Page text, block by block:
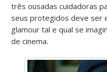
três ousadas cuidadoras
seus protegidos deve ser
glamour tal e qual se
de cinema.